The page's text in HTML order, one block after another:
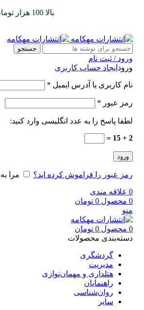
بالا 100 هزار تومان
جستجو
ورود / ثبت نام
ورود ایجاد حساب کاربری
نام کاربری یا آدرس ایمیل *
رمز عبور *
لطفا پاسخ را به عدد انگلیسی وارد کنید:
2 + 15 =
ورود
رمز عبور را فراموش کرده اید؟ مرا
0 علاقه مندی
0 محصول 0 تومان
منو
0 محصول 0 تومان
دسته‌بندی محصولات
گردشگری
مدیریت
هتلداری و مهمان‌نوازی
راهنمایان
روان‌شناسی
سایر